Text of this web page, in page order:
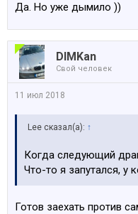
Да. Но уже дымило ))
DIMKan
Свой человек
11 июл 2018
Lee сказал(а): ↑
Когда следующий
Что-то я запутался, у
Готов заехать против